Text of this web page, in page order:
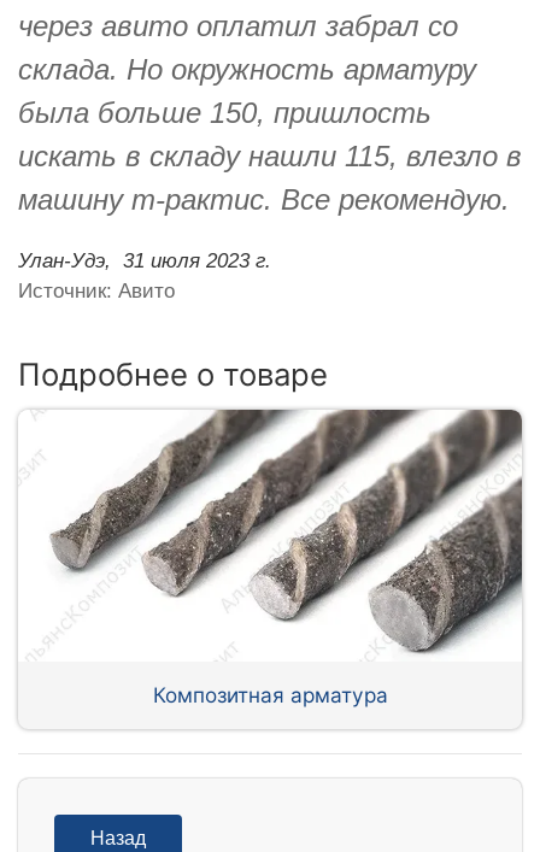
через авито оплатил забрал со
склада. Но окружность арматуру
была больше 150, пришлость
искать в складу нашли 115, влезло в
машину т-рактис. Все рекомендую.
Улан-Удэ,
31 июля 2023 г.
Источник: Авито
Подробнее о товаре
Композитная арматура
Назад